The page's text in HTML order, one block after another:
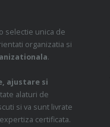
selectie unica de
organizatia si
.
ajustare si
alaturi de
si va sunt livrate
certificata.